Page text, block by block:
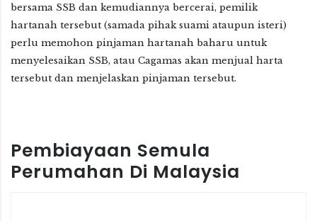
bersama SSB dan kemudiannya bercerai, pemilik
hartanah tersebut (samada pihak suami ataupun isteri)
perlu memohon pinjaman hartanah baharu untuk
menyelesaikan SSB, atau Cagamas akan menjual harta
tersebut dan menjelaskan pinjaman tersebut.
Pembiayaan Semula
Perumahan Di Malaysia